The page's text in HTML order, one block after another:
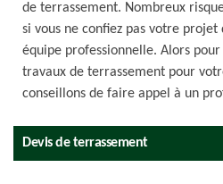
de terrassement. Nombreux
si vous ne confiez pas votre
équipe professionnelle. Alors
travaux de terrassement pour
conseillons de faire appel à un
Devis de terrassement